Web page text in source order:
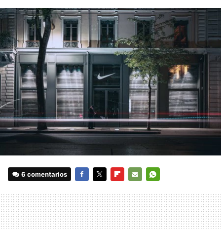
6 comentarios
MAIL